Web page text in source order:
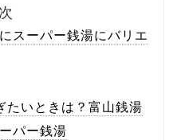
スーパー銭湯にバリエ
たいときは？富山銭湯
パー銭湯